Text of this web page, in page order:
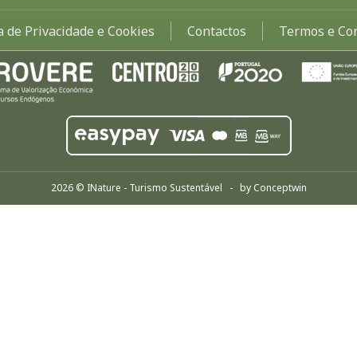
de Privacidade e Cookies Contactos Termos e
2026 © INature - Turismo Sustentável - by Conceptwin